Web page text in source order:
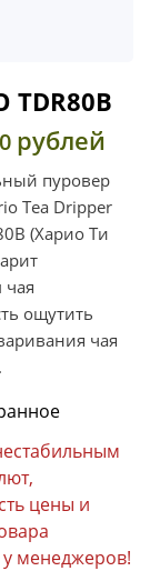
TDR80B
рублей
пуровер
Tea Dripper
(Харио Ти
ощутить
чая
цены и
у менеджеров!